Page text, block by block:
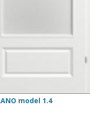
model 1.4